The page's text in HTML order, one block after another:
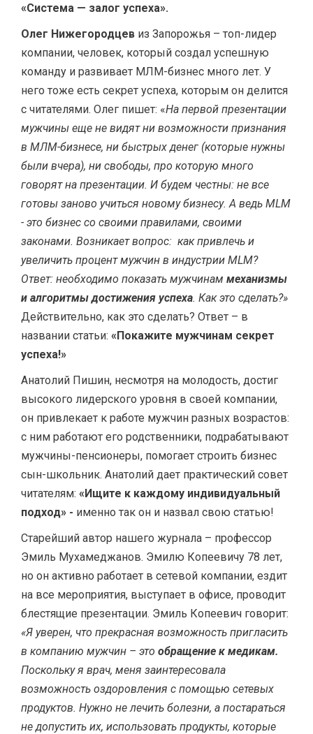
«Система — залог успеха».
Олег Нижегородцев из Запорожья – топ-лидер
компании, человек, который создал успешную
команду и развивает МЛМ-бизнес много лет. У
него тоже есть секрет успеха, которым он делится
с читателями. Олег пишет: «На первой презентации
мужчины еще не видят ни возможности признания
в МЛМ-бизнесе, ни быстрых денег (которые нужны
были вчера), ни свободы, про которую много
говорят на презентации. И будем честны: не все
готовы заново учиться новому бизнесу. А ведь MLM
- это бизнес со своими правилами, своими
законами. Возникает вопрос: как привлечь и
увеличить процент мужчин в индустрии MLM?
Ответ: необходимо показать мужчинам механизмы
и алгоритмы достижения успеха. Как это сделать?»
Действительно, как это сделать? Ответ – в
названии статьи: «Покажите мужчинам секрет
успеха!»
Анатолий Пишин, несмотря на молодость, достиг
высокого лидерского уровня в своей компании,
он привлекает к работе мужчин разных возрастов:
с ним работают его родственники, подрабатывают
мужчины-пенсионеры, помогает строить бизнес
сын-школьник. Анатолий дает практический совет
читателям: «Ищите к каждому индивидуальный
подход» - именно так он и назвал свою статью!
Старейший автор нашего журнала – профессор
Эмиль Мухамеджанов. Эмилю Копеевичу 78 лет,
но он активно работает в сетевой компании, ездит
на все мероприятия, выступает в офисе, проводит
блестящие презентации. Эмиль Копеевич говорит:
«Я уверен, что прекрасная возможность пригласить
в компанию мужчин – это обращение к медикам.
Поскольку я врач, меня заинтересовала
возможность оздоровления с помощью сетевых
продуктов. Нужно не лечить болезни, а постараться
не допустить их, использовать продукты, которые